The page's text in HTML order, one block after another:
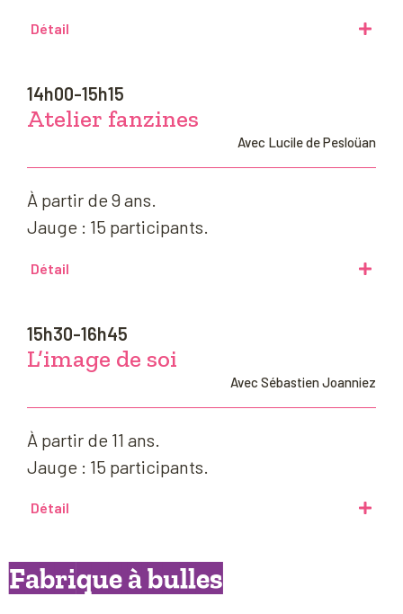
Détail
14h00-15h15
Atelier fanzines
Avec Lucile de Pesloüan
À partir de 9 ans.
Jauge : 15 participants.
Détail
15h30-16h45
L’image de soi
Avec Sébastien Joanniez
À partir de 11 ans.
Jauge : 15 participants.
Détail
Fabrique à bulles